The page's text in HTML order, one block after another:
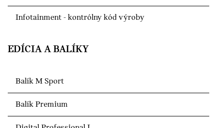
Infotainment - kontrólny kód výroby
EDÍCIA A BALÍKY
Balík M Sport
Balík Premium